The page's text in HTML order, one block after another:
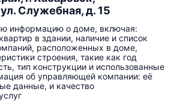
Служебная, д. 15
информацию о доме, включая:
в здании, наличие и список
расположенных в доме,
строения, такие как год
тип конструкции и использованные
об управляющей компании: её
данные, и качество